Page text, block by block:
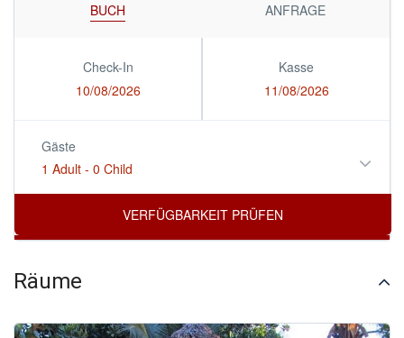
BUCH ANFRAGE
Check-In
10/08/2026
Kasse
11/08/2026
Gäste
1 Adult - 0 Child
Räume